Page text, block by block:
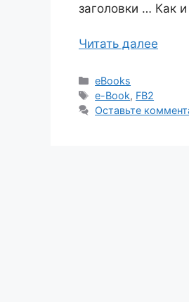
заголовки … Как
Читать далее
Рубрики
eBooks
Метки
e-Book, FB2
Оставьте